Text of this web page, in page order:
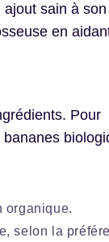
sain à
en
Pour
organique.
selon la